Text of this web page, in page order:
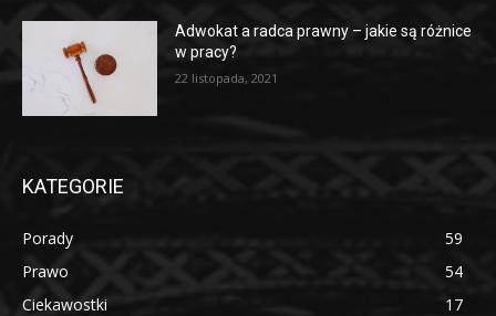
Adwokat a radca prawny – jakie są różnice
w pracy?
22 listopada, 2021
KATEGORIE
Porady
59
Prawo
54
Ciekawostki
17